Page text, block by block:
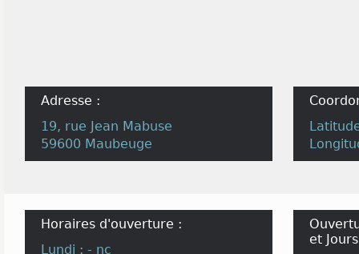
Adresse :
19, rue Jean Mabuse
59600 Maubeuge
Horaires d'ouverture :
Lundi : - nc
et